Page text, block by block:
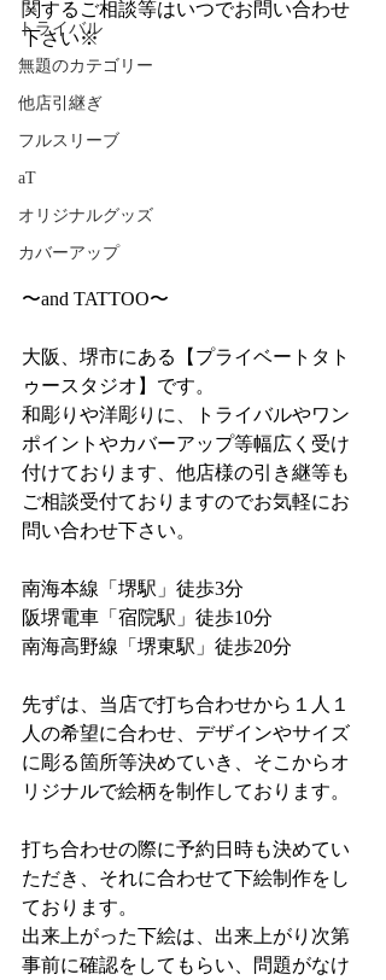
トライバル
無題のカテゴリー
他店引継ぎ
フルスリーブ
aT
オリジナルグッズ
カバーアップ
関するご相談等はいつでお問い合わせ
下さい※
〜and TATTOO〜
大阪、堺市にある【プライベートタト
ゥースタジオ】です。
和彫りや洋彫りに、トライバルやワン
ポイントやカバーアップ等幅広く受け
付けております、他店様の引き継等も
ご相談受付ておりますのでお気軽にお
問い合わせ下さい。
南海本線「堺駅」徒歩3分
阪堺電車「宿院駅」徒歩10分
南海高野線「堺東駅」徒歩20分
先ずは、当店で打ち合わせから１人１
人の希望に合わせ、デザインやサイズ
に彫る箇所等決めていき、そこからオ
リジナルで絵柄を制作しております。
打ち合わせの際に予約日時も決めてい
ただき、それに合わせて下絵制作をし
ております。
出来上がった下絵は、出来上がり次第
事前に確認をしてもらい、問題がなけ